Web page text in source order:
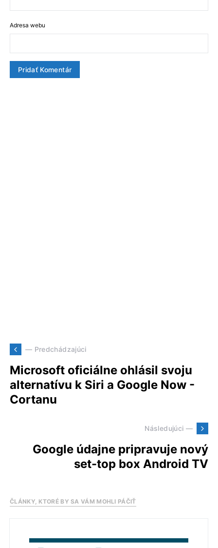
Adresa webu
— Predchádzajúci
Microsoft oficiálne ohlásil svoju
alternatívu k Siri a Google Now -
Cortanu
Následujúci —
Google údajne pripravuje nový
set-top box Android TV
ČLÁNKY, KTORÉ BY SA VÁM MOHLI PÁČIŤ